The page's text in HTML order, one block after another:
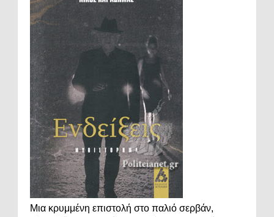
Μια κρυμμένη επιστολή στο παλιό σερβάν,